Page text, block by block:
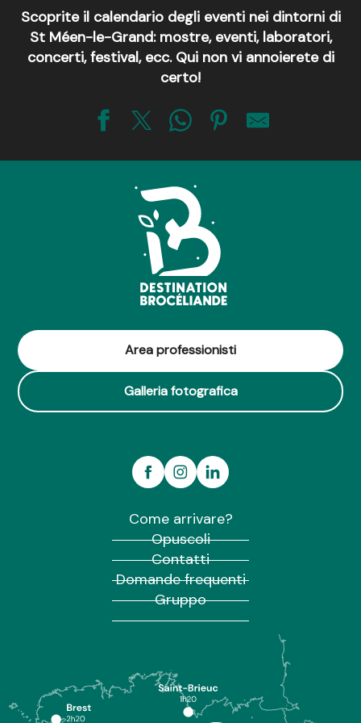
Scoprite il calendario degli eventi nei dintorni di
St Méen-le-Grand: mostre, eventi, laboratori,
concerti, festival, ecc. Qui non vi annoierete di
certo!
Exposition : Reg'Art ta ville
Exposition photo "Brocéliande autrement, brocéliande
Parcours commenté - Exposition photo "Brocéliande
Les terrasses de l'Orée
Les terrasses de l'Orée
10 ans de jeux - Association Tarot et Loisirs mévennais
La maison des Aviateurs
Area professionisti
Galleria fotografica
Come arrivare?
Opuscoli
Contatti
Domande frequenti
Gruppo